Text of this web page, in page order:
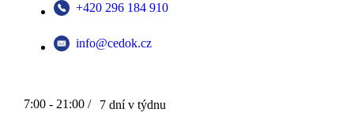
+420 296 184 910
info@cedok.cz
7:00 - 21:00 / 7 dní v týdnu